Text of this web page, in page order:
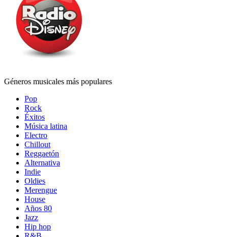
Géneros musicales más populares
Pop
Rock
Éxitos
Música latina
Electro
Chillout
Reggaetón
Alternativa
Indie
Oldies
Merengue
House
Años 80
Jazz
Hip hop